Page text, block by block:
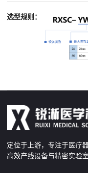
选型规则：
定位于上游，专注于医疗
高效产线设备与精密实验